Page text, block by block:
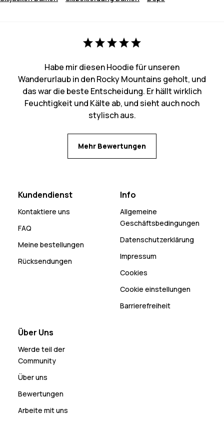
Habe mir diesen Hoodie für unseren
Wanderurlaub in den Rocky Mountains geholt, und
das war die beste Entscheidung. Er hällt wirklich
Feuchtigkeit und Kälte ab, und sieht auch noch
stylisch aus.
Mehr Bewertungen
Kundendienst
Kontaktiere uns
FAQ
Meine bestellungen
Rücksendungen
Info
Allgemeine
Geschäftsbedingungen
Datenschutzerklärung
Impressum
Cookies
Cookie einstellungen
Barrierefreiheit
Über Uns
Werde teil der
Community
Über uns
Bewertungen
Arbeite mit uns